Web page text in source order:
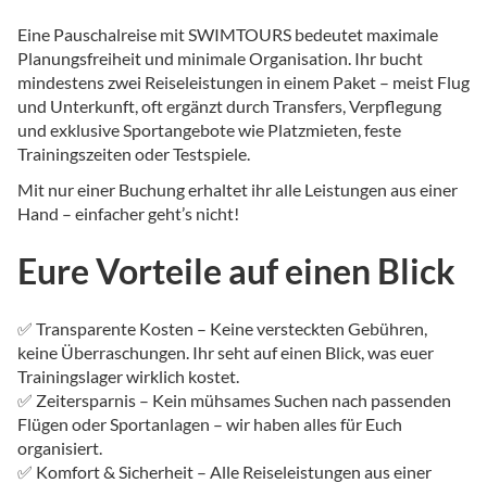
Eine Pauschalreise mit SWIMTOURS bedeutet maximale
Planungsfreiheit und minimale Organisation. Ihr bucht
mindestens zwei Reiseleistungen in einem Paket – meist Flug
und Unterkunft, oft ergänzt durch Transfers, Verpflegung
und exklusive Sportangebote wie Platzmieten, feste
Trainingszeiten oder Testspiele.
Mit nur einer Buchung erhaltet ihr alle Leistungen aus einer
Hand – einfacher geht’s nicht!
Eure Vorteile auf einen Blick
✅ Transparente Kosten – Keine versteckten Gebühren,
keine Überraschungen. Ihr seht auf einen Blick, was euer
Trainingslager wirklich kostet.
✅ Zeitersparnis – Kein mühsames Suchen nach passenden
Flügen oder Sportanlagen – wir haben alles für Euch
organisiert.
✅ Komfort & Sicherheit – Alle Reiseleistungen aus einer